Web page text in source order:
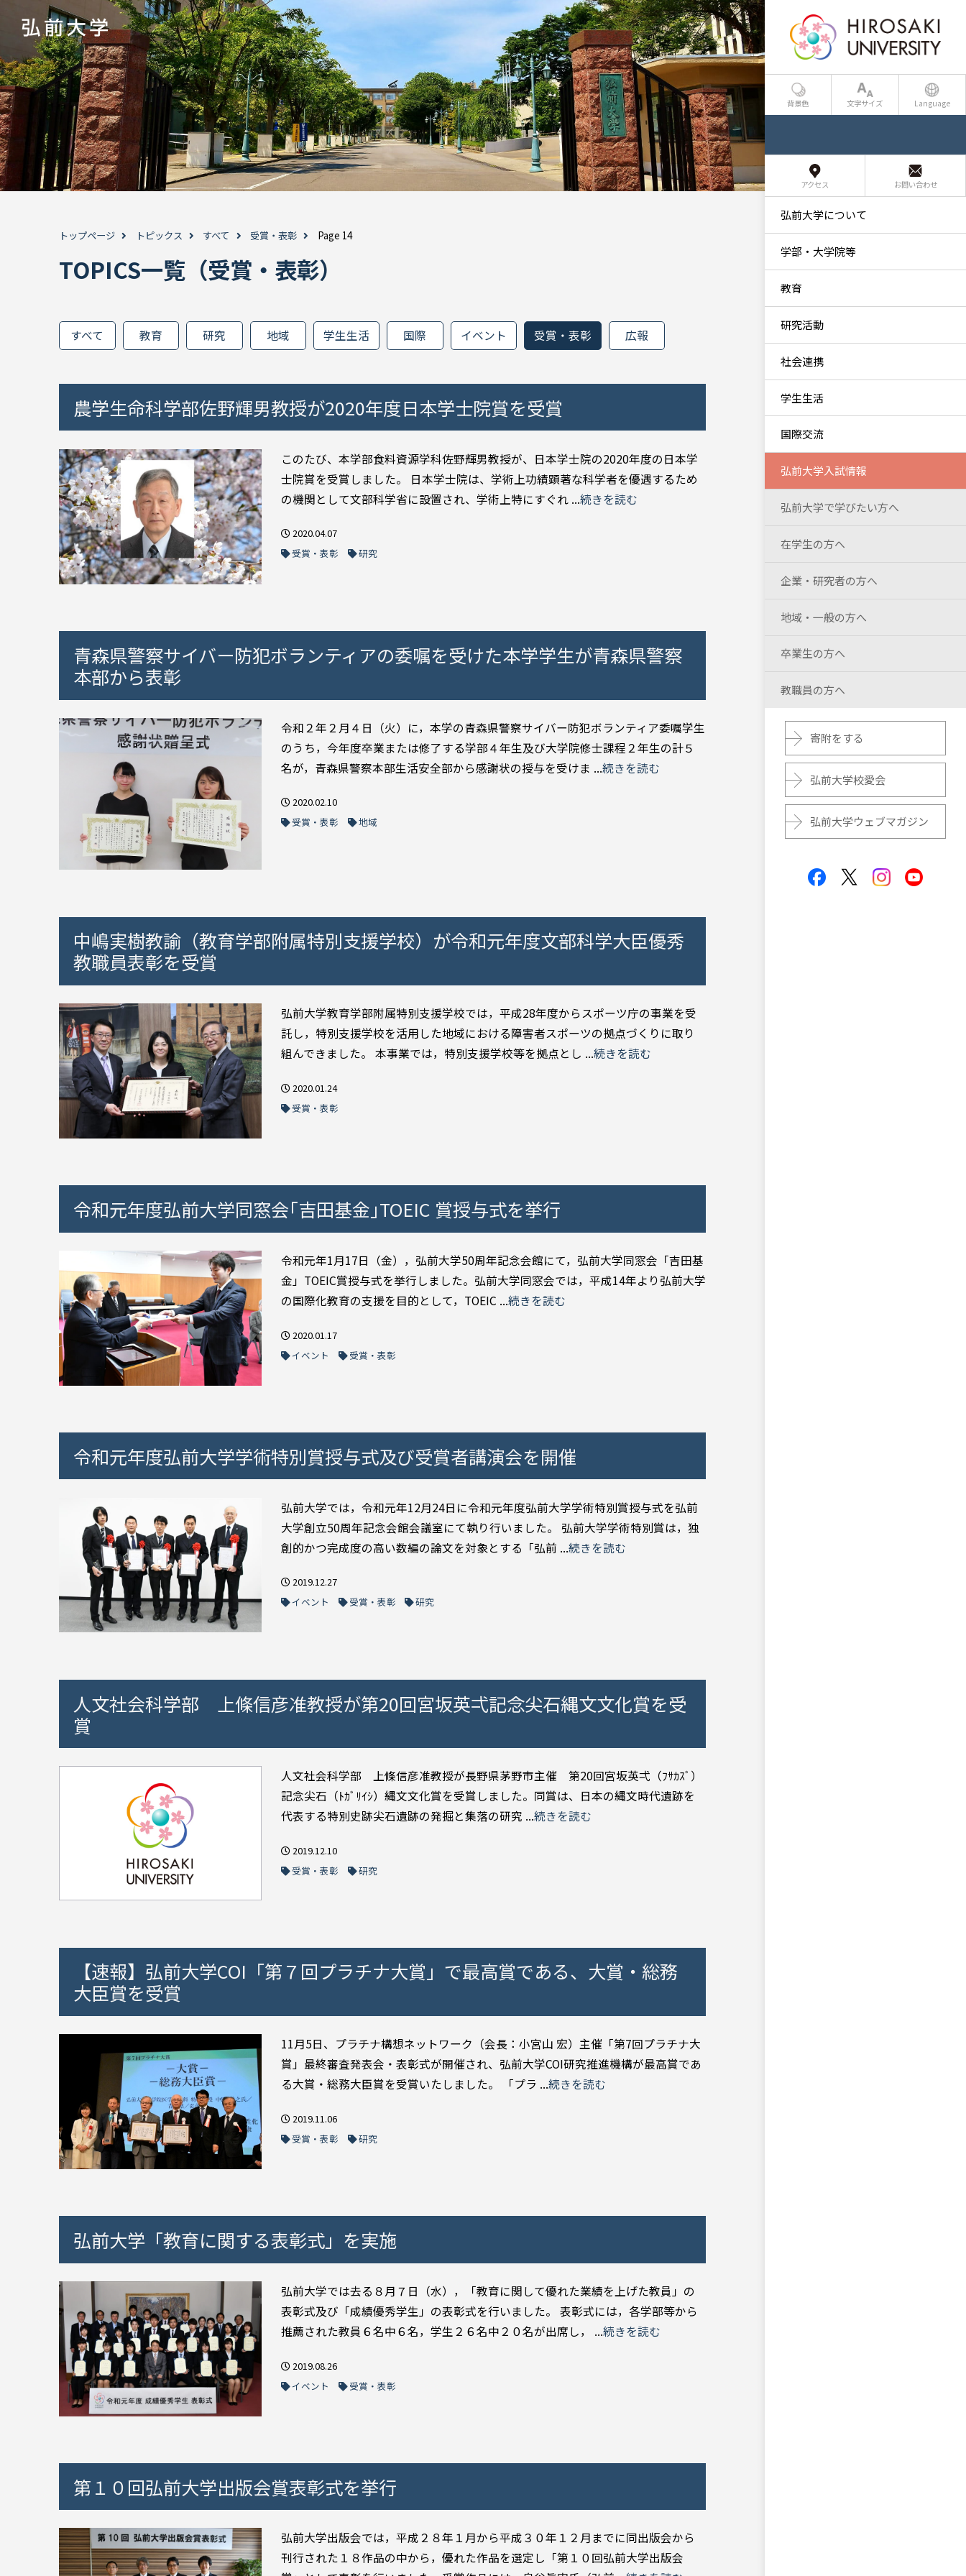
トップページ トピックス すべて 受賞・表彰 Page 14
TOPICS一覧（受賞・表彰）
すべて 教育 研究 地域 学生生活 国際 イベント 受賞・表彰 広報
農学生命科学部佐野輝男教授が2020年度日本学士院賞を受賞
このたび、本学部食料資源学科佐野輝男教授が、日本学士院の2020年度の日本学
士院賞を受賞しました。 日本学士院は、学術上功績顕著な科学者を優遇するため
の機関として文部科学省に設置され、学術上特にすぐれ ...続きを読む
2020.04.07
受賞・表彰
研究
青森県警察サイバー防犯ボランティアの委嘱を受けた本学学生が青森県警察
本部から表彰
令和２年２月４日（火）に，本学の青森県警察サイバー防犯ボランティア委嘱学生
のうち，今年度卒業または修了する学部４年生及び大学院修士課程２年生の計５
名が，青森県警察本部生活安全部から感謝状の授与を受けま ...続きを読む
2020.02.10
受賞・表彰
地域
中嶋実樹教諭（教育学部附属特別支援学校）が令和元年度文部科学大臣優秀
教職員表彰を受賞
弘前大学教育学部附属特別支援学校では，平成28年度からスポーツ庁の事業を受
託し，特別支援学校を活用した地域における障害者スポーツの拠点づくりに取り
組んできました。 本事業では，特別支援学校等を拠点とし ...続きを読む
2020.01.24
受賞・表彰
令和元年度弘前大学同窓会｢吉田基金｣TOEIC 賞授与式を挙行
令和元年1月17日（金），弘前大学50周年記念会館にて，弘前大学同窓会「吉田基
金」TOEIC賞授与式を挙行しました。弘前大学同窓会では，平成14年より弘前大学
の国際化教育の支援を目的として，TOEIC ...続きを読む
2020.01.17
イベント
受賞・表彰
令和元年度弘前大学学術特別賞授与式及び受賞者講演会を開催
弘前大学では，令和元年12月24日に令和元年度弘前大学学術特別賞授与式を弘前
大学創立50周年記念会館会議室にて執り行いました。 弘前大学学術特別賞は，独
創的かつ完成度の高い数編の論文を対象とする「弘前 ...続きを読む
2019.12.27
イベント
受賞・表彰 研究
人文社会科学部 上條信彦准教授が第20回宮坂英弌記念尖石縄文文化賞を受
賞
人文社会科学部 上條信彦准教授が長野県茅野市主催 第20回宮坂英弌（ﾌｻｶｽﾞ）
記念尖石（ﾄｶﾞﾘｲｼ）縄文文化賞を受賞しました。同賞は、日本の縄文時代遺跡を
代表する特別史跡尖石遺跡の発掘と集落の研究 ...続きを読む
2019.12.10
受賞・表彰
研究
【速報】弘前大学COI「第７回プラチナ大賞」で最高賞である、大賞・総務
大臣賞を受賞
11月5日、プラチナ構想ネットワーク（会長：小宮山 宏）主催「第7回プラチナ大
賞」最終審査発表会・表彰式が開催され、弘前大学COI研究推進機構が最高賞であ
る大賞・総務大臣賞を受賞いたしました。 「プラ ...続きを読む
2019.11.06
受賞・表彰
研究
弘前大学「教育に関する表彰式」を実施
弘前大学では去る８月７日（水），「教育に関して優れた業績を上げた教員」の
表彰式及び「成績優秀学生」の表彰式を行いました。 表彰式には，各学部等から
推薦された教員６名中６名，学生２６名中２０名が出席し， ...続きを読む
2019.08.26
イベント
受賞・表彰
第１０回弘前大学出版会賞表彰式を挙行
弘前大学出版会では，平成２８年１月から平成３０年１２月までに同出版会から
刊行された１８作品の中から，優れた作品を選定し「第１０回弘前大学出版会
背景色 文字サイズ Language
アクセス お問い合わせ
弘前大学について
学部・大学院等
教育
研究活動
社会連携
学生生活
国際交流
弘前大学入試情報
弘前大学で学びたい方へ
在学生の方へ
企業・研究者の方へ
地域・一般の方へ
卒業生の方へ
教職員の方へ
寄附をする
弘前大学校愛会
弘前大学ウェブマガジン